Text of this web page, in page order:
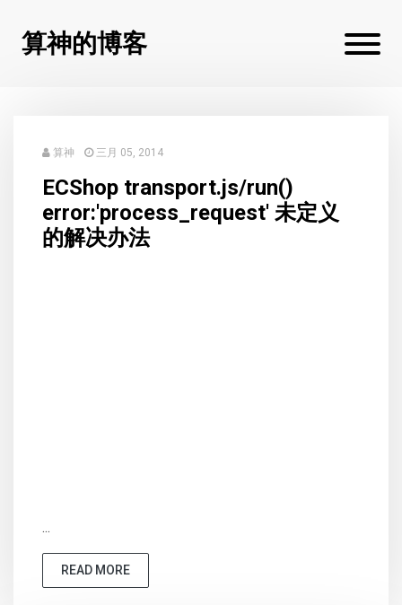
算神的博客
算神 三月 05, 2014
ECShop transport.js/run()
error:'process_request' 未定义
的解决办法
...
READ MORE